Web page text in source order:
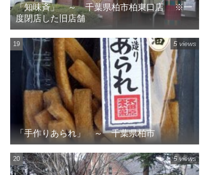
「知味斉」 ～ 千葉県柏市柏東口店 ※一
度閉店した旧店舗
「手作りあられ」 ～ 千葉県柏市
5 views
5 views